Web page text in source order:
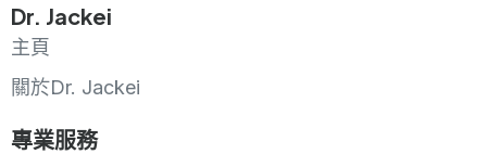
Dr. Jackei
主頁
關於Dr. Jackei
專業服務